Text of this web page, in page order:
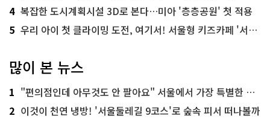
4 복잡한 도시계획시설 3D로 본다…미아 '층층공원' 첫 적용
5 우리 아이 첫 클라이밍 도전, 여기서! 서울형 키즈카페 '서울가족플라자점'
많이 본 뉴스
1 "편의점인데 아무것도 안 팔아요" 서울에서 가장 특별한 편의점의 정체
2 이것이 천연 냉방! '서울둘레길 9코스'로 숲속 피서 떠나볼까